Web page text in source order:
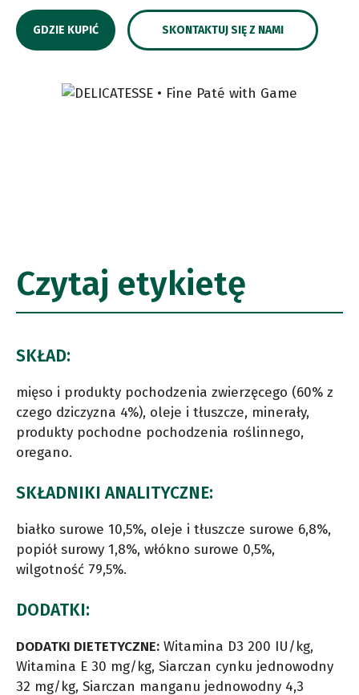
GDZIE KUPIĆ SKONTAKTUJ SIĘ Z NAMI
Czytaj etykietę
SKŁAD:
mięso i produkty pochodzenia zwierzęcego (60% z
czego dziczyzna 4%), oleje i tłuszcze, minerały,
produkty pochodne pochodzenia roślinnego,
oregano.
SKŁADNIKI ANALITYCZNE:
białko surowe 10,5%, oleje i tłuszcze surowe 6,8%,
popiół surowy 1,8%, włókno surowe 0,5%,
wilgotność 79,5%.
DODATKI:
DODATKI DIETETYCZNE: Witamina D3 200 IU/kg,
Witamina E 30 mg/kg, Siarczan cynku jednowodny
32 mg/kg, Siarczan manganu jednowodny 4,3